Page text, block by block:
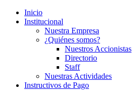
Inicio
Institucional
Nuestra Empresa
¿Quiénes somos?
Nuestros Accionistas
Directorio
Staff
Nuestras Actividades
Instructivos de Pago